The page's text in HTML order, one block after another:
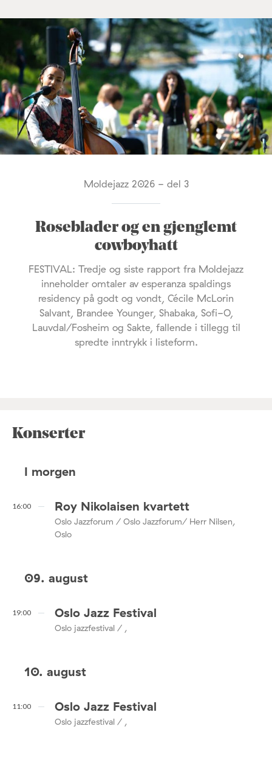
Moldejazz 2026 - del 3
Roseblader og en gjenglemt
cowboyhatt
FESTIVAL: Tredje og siste rapport fra Moldejazz
inneholder omtaler av esperanza spaldings
residency på godt og vondt, Cécile McLorin
Salvant, Brandee Younger, Shabaka, Sofi-O,
Lauvdal/Fosheim og Sakte, fallende i tillegg til
spredte inntrykk i listeform.
Konserter
I morgen
16:00 Roy Nikolaisen kvartett
Oslo Jazzforum / Oslo Jazzforum/ Herr Nilsen,
Oslo
09. august
19:00 Oslo Jazz Festival
Oslo jazzfestival / ,
10. august
11:00 Oslo Jazz Festival
Oslo jazzfestival / ,